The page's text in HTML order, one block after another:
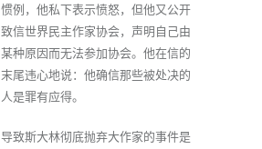
惯例，他私下表示愤怒，但他又公开
致信世界民主作家协会，声明自己由
某种原因而无法参加协会。他在信的
末尾违心地说：他确信那些被处决的
人是罪有应得。
导致斯大林彻底抛弃大作家的事件是